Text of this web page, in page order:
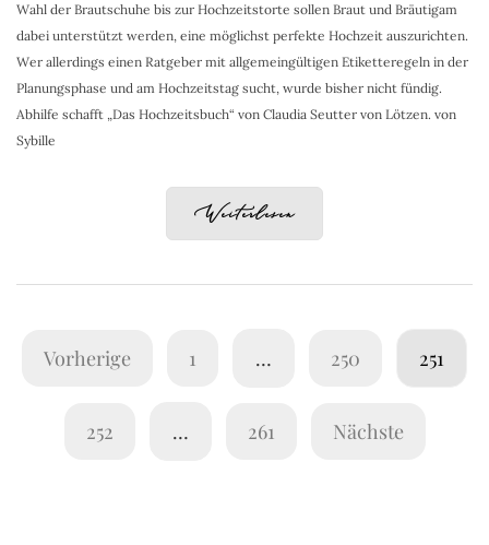
Wahl der Brautschuhe bis zur Hochzeitstorte sollen Braut und Bräutigam
dabei unterstützt werden, eine möglichst perfekte Hochzeit auszurichten.
Wer allerdings einen Ratgeber mit allgemeingültigen Etiketteregeln in der
Planungsphase und am Hochzeitstag sucht, wurde bisher nicht fündig.
Abhilfe schafft „Das Hochzeitsbuch“ von Claudia Seutter von Lötzen. von
Sybille
Weiterlesen
Vorherige 1 … 250 251
252 … 261 Nächste